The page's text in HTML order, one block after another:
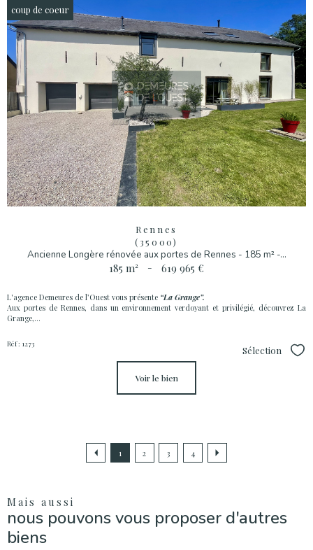
coup de coeur
Rennes
(35000)
Ancienne Longère rénovée aux portes de Rennes - 185 m² -...
185 m² - 619 965 €
L'agence Demeures de l’Ouest vous présente “La Grange”.
Aux portes de Rennes, dans un environnement verdoyant et privilégié, découvrez La
Grange,...
Réf : 1273
Sélection
voir le bien
1 2 3 4
Mais aussi
nous pouvons vous proposer d'autres
biens